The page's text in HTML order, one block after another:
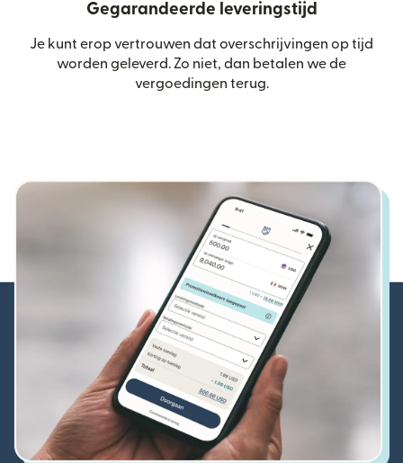
Gegarandeerde leveringstijd
Je kunt erop vertrouwen dat overschrijvingen op tijd
worden geleverd. Zo niet, dan betalen we de
vergoedingen terug.